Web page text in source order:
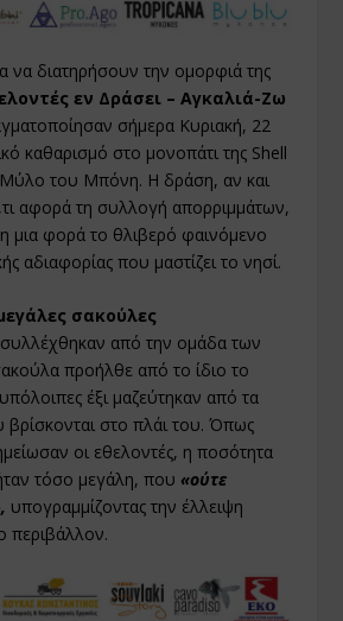
να διατηρήσουν την ομορφιά της
εν Δράσει – Αγκαλιά-Ζω
σήμερα Κυριακή, 22
καθαρισμό στο μονοπάτι της Shell
του Μπόνη. Η δράση, αν και
αφορά τη συλλογή απορριμμάτων,
μια φορά το θλιβερό φαινόμενο
αδιαφορίας που μαστίζει το νησί.
σακούλες
συλλέχθηκαν από την ομάδα των
προήλθε από το ίδιο το
έξι μαζεύτηκαν από τα
βρίσκονται στο πλάι του. Όπως
οι εθελοντές, η ποσότητα
τόσο μεγάλη, που«ούτε
υπογραμμίζοντας την έλλειψη
περιβάλλον.